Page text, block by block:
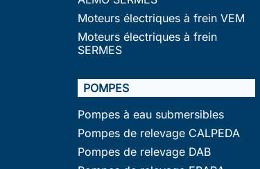
Moteurs électriques à frein VEM
Moteurs électriques à frein
SERMES
POMPES
Pompes à eau submersibles
Pompes de relevage CALPEDA
Pompes de relevage DAB